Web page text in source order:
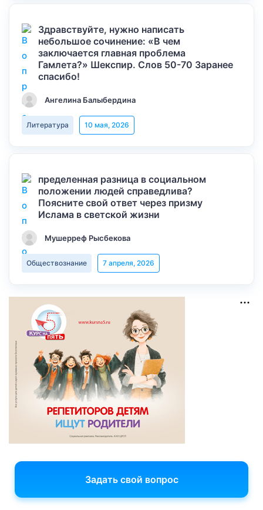
Здравствуйте, нужно написать
небольшое сочинение: «В чем
заключается главная проблема
Гамлета?» Шекспир. Слов 50-70 Заранее
спасибо!
Ангелина Балыбердина
Литература 10 мая, 2026
пределенная разница в социальном
положении людей справедлива?
Поясните свой ответ через призму
Ислама в светской жизни
Мушерреф Рысбекова
Обществознание 7 апреля, 2026
Задать свой вопрос